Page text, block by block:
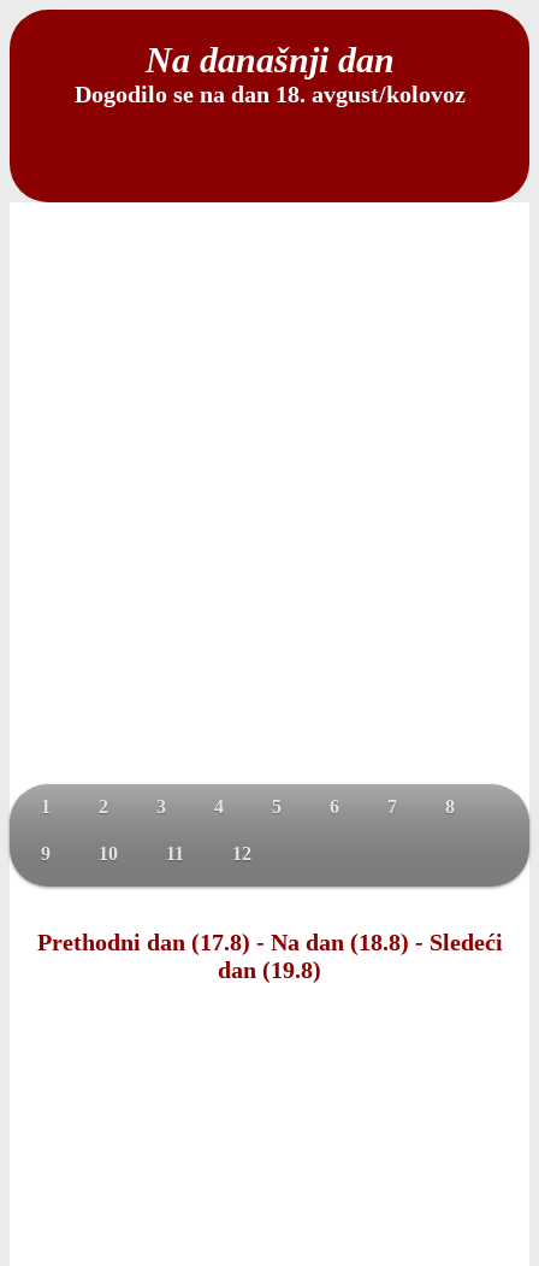
Na današnji dan
Dogodilo se na dan 18. avgust/kolovoz
1 2 3 4 5 6 7 8
9 10 11 12
Prethodni dan (17.8) - Na dan (18.8) - Sledeći
dan (19.8)